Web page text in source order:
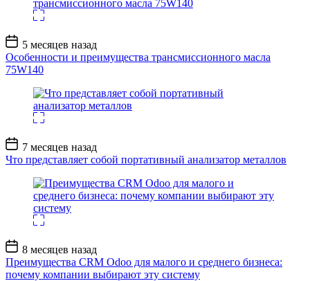
Дата
записи
5 месяцев назад
Особенности и преимущества трансмиссионного масла
75W140
Дата
записи
7 месяцев назад
Что представляет собой портативный анализатор металлов
Дата
записи
8 месяцев назад
Преимущества CRM Odoo для малого и среднего бизнеса:
почему компании выбирают эту систему